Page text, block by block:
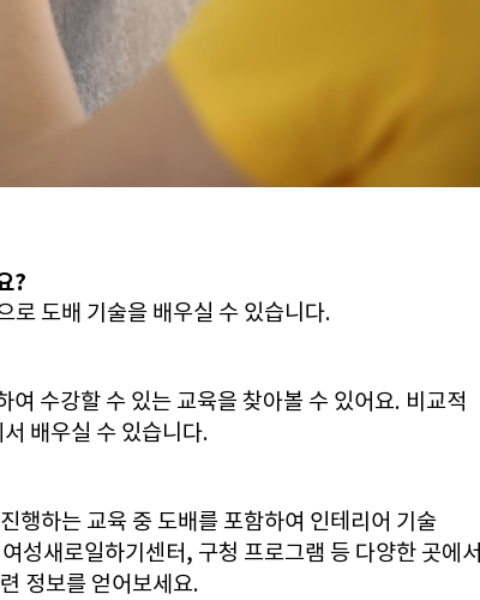
?
로 도배 기술을 배우실 수 있습니다.
수강할 수 있는 교육을 찾아볼 수 있어요. 비교적
배우실 수 있습니다.
행하는 교육 중 도배를 포함하여 인테리어 기술
성새로일하기센터, 구청 프로그램 등 다양한 곳에서
정보를 얻어보세요.